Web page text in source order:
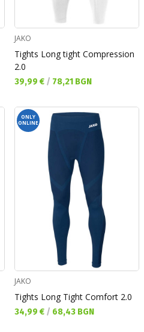
JAKO
Tights Long tight Compression
2.0
Текуща цена:
39,99 € / 78,21 BGN
ONLY
ONLINE
JAKO
Tights Long Tight Comfort 2.0
Текуща цена:
34,99 € / 68,43 BGN